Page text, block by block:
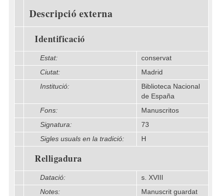
Descripció externa
Identificació
Estat:
conservat
Ciutat:
Madrid
Institució:
Biblioteca Nacional
de España
Fons:
Manuscritos
Signatura:
73
Sigles usuals en la tradició:
H
Relligadura
Datació:
s. XVIII
Notes:
Manuscrit guardat